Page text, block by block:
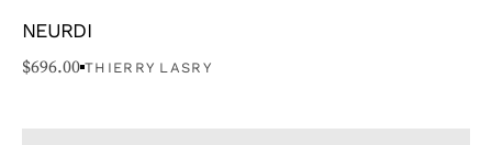
NEURDI
$696.00 THIERRY LASRY